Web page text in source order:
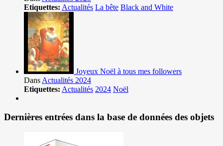
Etiquettes: Actualités La bête Black and White
Joyeux Noël à tous mes followers
Dans Actualités 2024
Etiquettes: Actualités 2024 Noël
Dernières entrées dans la base de données des objets